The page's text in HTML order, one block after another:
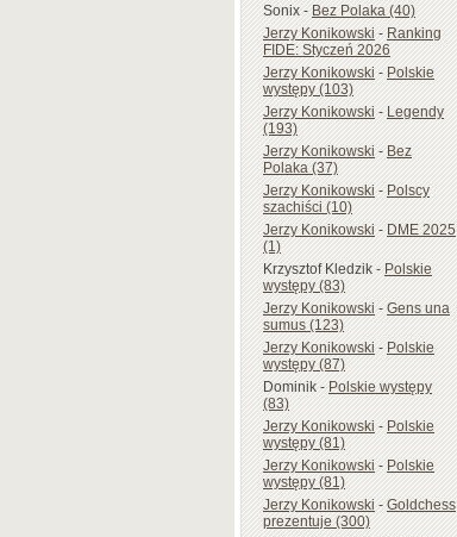
Sonix-Bez Polaka (40)
Jerzy Konikowski-Ranking
FIDE: Styczeń 2026
Jerzy Konikowski-Polskie
występy (103)
Jerzy Konikowski-Legendy
(193)
Jerzy Konikowski-Bez
Polaka (37)
Jerzy Konikowski-Polscy
szachiści (10)
Jerzy Konikowski-DME 2025
(1)
Krzysztof Kledzik-Polskie
występy (83)
Jerzy Konikowski-Gens una
sumus (123)
Jerzy Konikowski-Polskie
występy (87)
Dominik-Polskie występy
(83)
Jerzy Konikowski-Polskie
występy (81)
Jerzy Konikowski-Polskie
występy (81)
Jerzy Konikowski-Goldchess
prezentuje (300)